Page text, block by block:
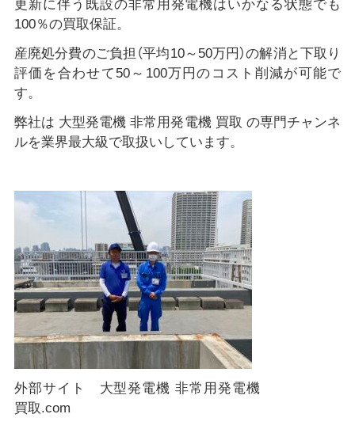
更新に伴う既設の非常用発電機はいかなる状態でも
100％の買取保証。
産廃処分費のご負担（平均10～50万円）の解消と下取り
評価を合わせて50～100万円のコスト削減が可能で
す。
弊社は 大型発電機 非常用発電機 買取 の専門チャンネ
ルを業界最大級で取扱いしています。
外部サイト 大型発電機 非常用発電機
買取.com